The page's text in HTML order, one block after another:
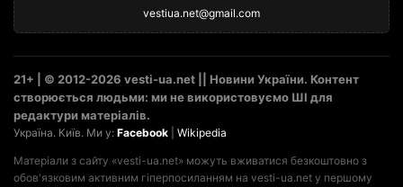
vestiua.net@gmail.com
21+ | © 2012-2026 vesti-ua.net || Новини України. Контент
створюється людьми: ми не використовуємо ШІ для
редактури матеріалів.
Україна. Київ. Ми у: Facebook Wikipedia
Матеріали з сайту «vesti-ua.net» можуть вживатися безкоштовно з
обов'язковим активним гіперпосиланням на vesti-ua.net у першому